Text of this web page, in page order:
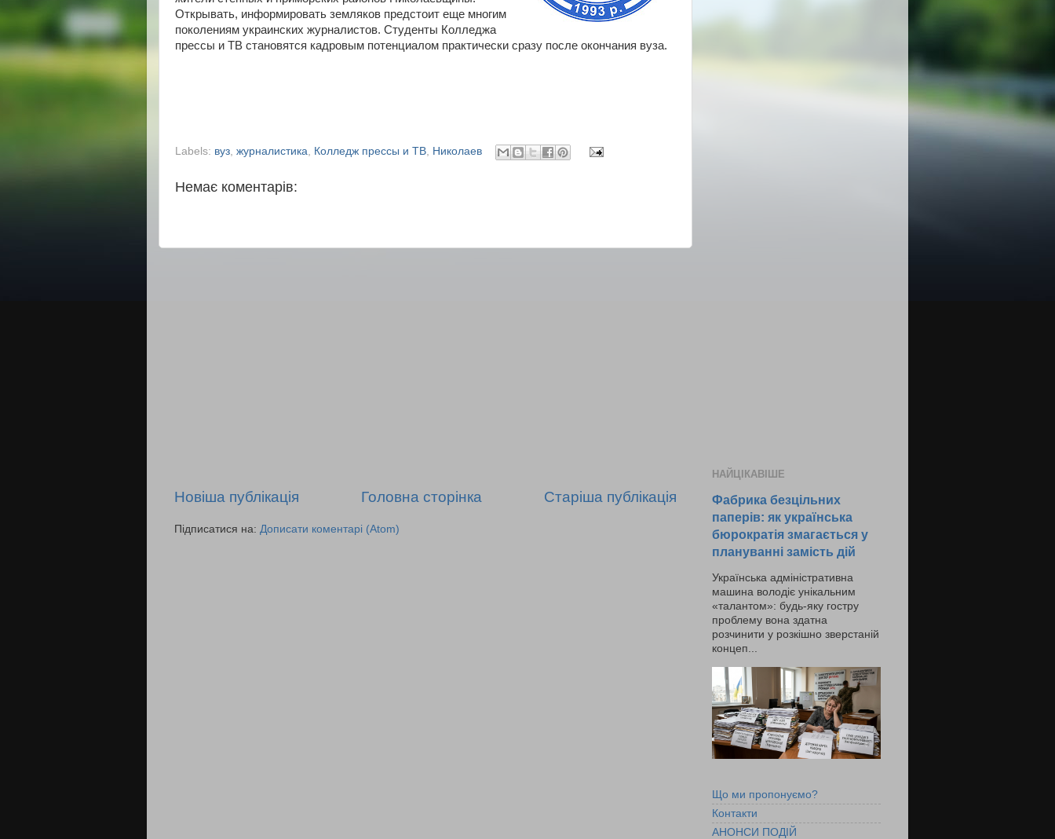
Открывать, информировать земляков предстоит еще многим
поколениям украинских журналистов. Студенты Колледжа
прессы и ТВ становятся кадровым потенциалом практически сразу после окончания вуза.
Labels: вуз журналистика Колледж прессы и ТВ Николаев
Немає коментарів:
Новіша публікація Старіша публікація
Головна сторінка
Підписатися на: Дописати коментарі (Atom)
НАЙЦІКАВІШЕ
Фабрика безцільних
паперів: як українська
бюрократія змагається у
плануванні замість дій
Українська адміністративна
машина володіє унікальним
«талантом»: будь-яку гостру
проблему вона здатна
розчинити у розкішно зверстаній
концеп...
Що ми пропонуємо?
Контакти
АНОНСИ ПОДІЙ